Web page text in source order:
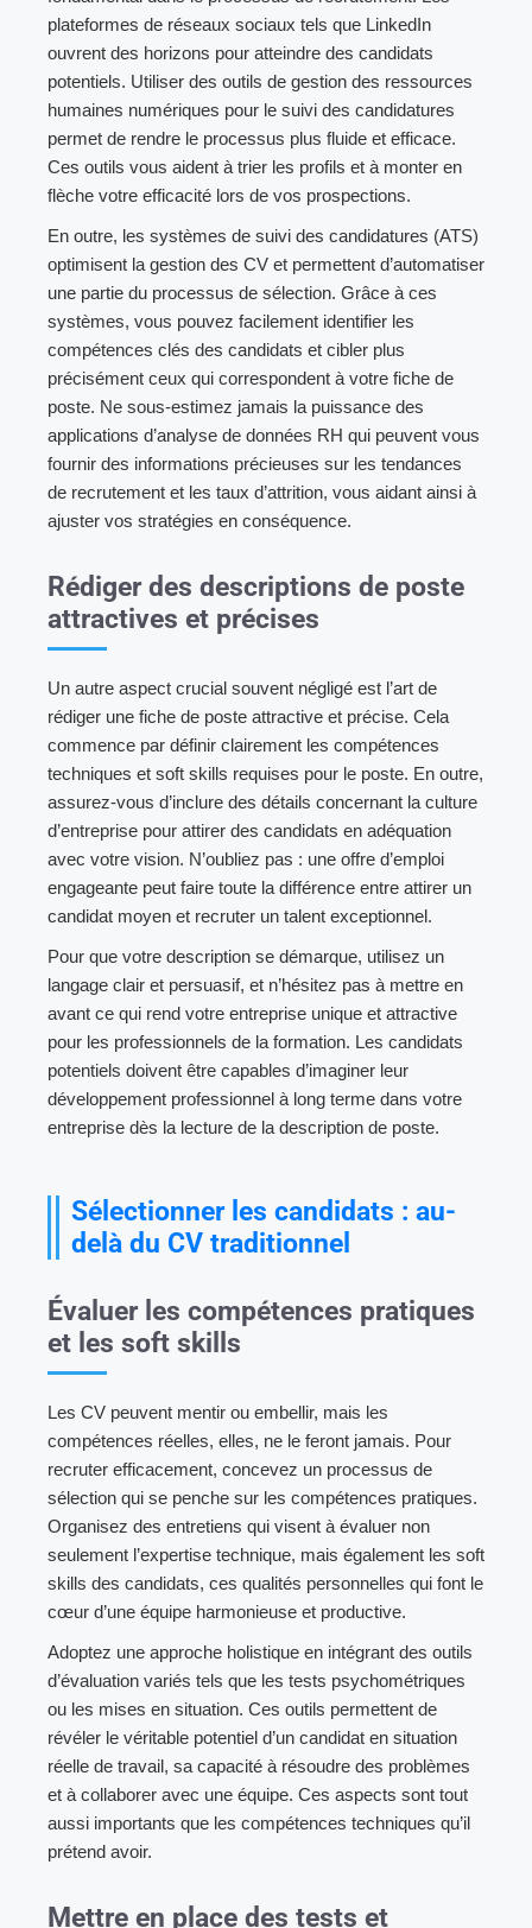
plateformes de réseaux sociaux tels que LinkedIn
ouvrent des horizons pour atteindre des candidats
potentiels. Utiliser des outils de gestion des ressources
humaines numériques pour le suivi des candidatures
permet de rendre le processus plus fluide et efficace.
Ces outils vous aident à trier les profils et à monter en
flèche votre efficacité lors de vos prospections.
En outre, les systèmes de suivi des candidatures (ATS)
optimisent la gestion des CV et permettent d’automatiser
une partie du processus de sélection. Grâce à ces
systèmes, vous pouvez facilement identifier les
compétences clés des candidats et cibler plus
précisément ceux qui correspondent à votre fiche de
poste. Ne sous-estimez jamais la puissance des
applications d’analyse de données RH qui peuvent vous
fournir des informations précieuses sur les tendances
de recrutement et les taux d’attrition, vous aidant ainsi à
ajuster vos stratégies en conséquence.
Rédiger des descriptions de poste
attractives et précises
Un autre aspect crucial souvent négligé est l’art de
rédiger une fiche de poste attractive et précise. Cela
commence par définir clairement les compétences
techniques et soft skills requises pour le poste. En outre,
assurez-vous d’inclure des détails concernant la culture
d’entreprise pour attirer des candidats en adéquation
avec votre vision. N’oubliez pas : une offre d’emploi
engageante peut faire toute la différence entre attirer un
candidat moyen et recruter un talent exceptionnel.
Pour que votre description se démarque, utilisez un
langage clair et persuasif, et n’hésitez pas à mettre en
avant ce qui rend votre entreprise unique et attractive
pour les professionnels de la formation. Les candidats
potentiels doivent être capables d’imaginer leur
développement professionnel à long terme dans votre
entreprise dès la lecture de la description de poste.
Sélectionner les candidats : au-
delà du CV traditionnel
Évaluer les compétences pratiques
et les soft skills
Les CV peuvent mentir ou embellir, mais les
compétences réelles, elles, ne le feront jamais. Pour
recruter efficacement, concevez un processus de
sélection qui se penche sur les compétences pratiques.
Organisez des entretiens qui visent à évaluer non
seulement l’expertise technique, mais également les soft
skills des candidats, ces qualités personnelles qui font le
cœur d’une équipe harmonieuse et productive.
Adoptez une approche holistique en intégrant des outils
d’évaluation variés tels que les tests psychométriques
ou les mises en situation. Ces outils permettent de
révéler le véritable potentiel d’un candidat en situation
réelle de travail, sa capacité à résoudre des problèmes
et à collaborer avec une équipe. Ces aspects sont tout
aussi importants que les compétences techniques qu’il
prétend avoir.
Mettre en place des tests et